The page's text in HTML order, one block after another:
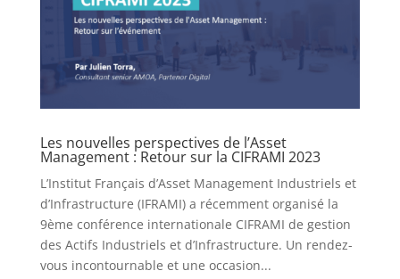
Les nouvelles perspectives de l’Asset
Management : Retour sur la CIFRAMI 2023
L’Institut Français d’Asset Management Industriels et
d’Infrastructure (IFRAMI) a récemment organisé la
9ème conférence internationale CIFRAMI de gestion
des Actifs Industriels et d’Infrastructure. Un rendez-
vous incontournable et une occasion...